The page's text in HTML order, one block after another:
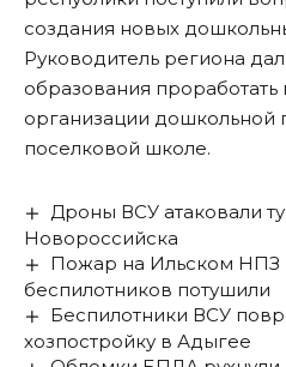
создания новых
Руководитель региона
образования проработать
организации дошкольной
поселковой школе.
Дроны ВСУ атаковали
Новороссийска
Пожар на Ильском НПЗ
беспилотников потушили
Беспилотники ВСУ
хозпостройку в Адыгее